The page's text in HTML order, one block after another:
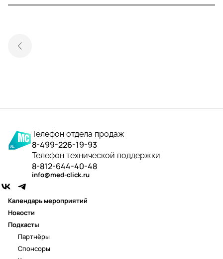
Телефон отдела продаж
8-499-226-19-93
Телефон технической поддержки
8-812-644-40-48
info@med-click.ru
Календарь мероприятий
Новости
Подкасты
Партнёры
Спонсоры